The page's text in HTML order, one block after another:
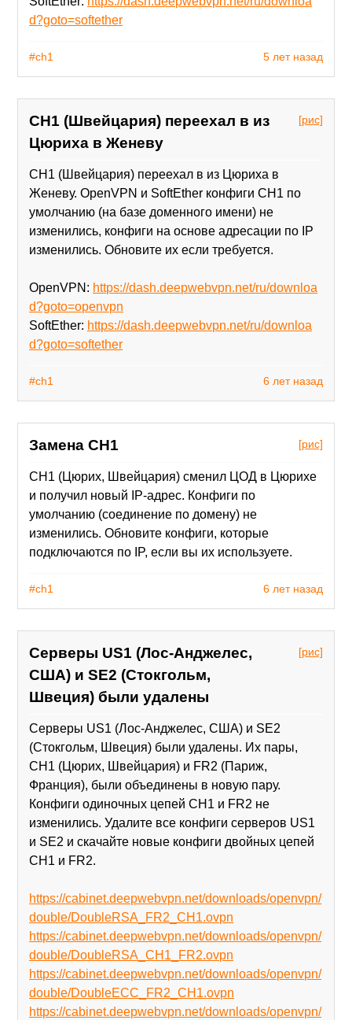
d?goto=softether
5 лет назад
#ch1
[рис]
CH1 (Швейцария) переехал в из
Цюриха в Женеву
CH1 (Швейцария) переехал в из Цюриха в
Женеву. OpenVPN и SoftEther конфиги CH1 по
умолчанию (на базе доменного имени) не
изменились, конфиги на основе адресации по IP
изменились. Обновите их если требуется.
OpenVPN: https://dash.deepwebvpn.net/ru/downloa
d?goto=openvpn
SoftEther: https://dash.deepwebvpn.net/ru/downloa
d?goto=softether
6 лет назад
#ch1
[рис]
Замена CH1
CH1 (Цюрих, Швейцария) сменил ЦОД в Цюрихе
и получил новый IP-адрес. Конфиги по
умолчанию (соединение по домену) не
изменились. Обновите конфиги, которые
подключаются по IP, если вы их используете.
6 лет назад
#ch1
[рис]
Серверы US1 (Лос-Анджелес,
США) и SE2 (Стокгольм,
Швеция) были удалены
Серверы US1 (Лос-Анджелес, США) и SE2
(Стокгольм, Швеция) были удалены. Их пары,
CH1 (Цюрих, Швейцария) и FR2 (Париж,
Франция), были объединены в новую пару.
Конфиги одиночных цепей CH1 и FR2 не
изменились. Удалите все конфиги серверов US1
и SE2 и скачайте новые конфиги двойных цепей
CH1 и FR2.
https://cabinet.deepwebvpn.net/downloads/openvpn/
double/DoubleRSA_FR2_CH1.ovpn
https://cabinet.deepwebvpn.net/downloads/openvpn/
double/DoubleRSA_CH1_FR2.ovpn
https://cabinet.deepwebvpn.net/downloads/openvpn/
double/DoubleECC_FR2_CH1.ovpn
https://cabinet.deepwebvpn.net/downloads/openvpn/